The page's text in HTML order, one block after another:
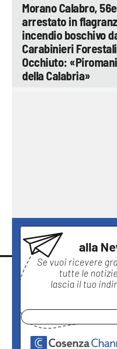
Morano Calabro,
arrestato in
incendio boschivo
Carabinieri
Occhiuto:
della Calabria»
alla
Se vuoi ricevere
tutte le
lascia il tuo
lacplay.it
lactv.it